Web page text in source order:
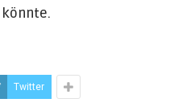
Twitter